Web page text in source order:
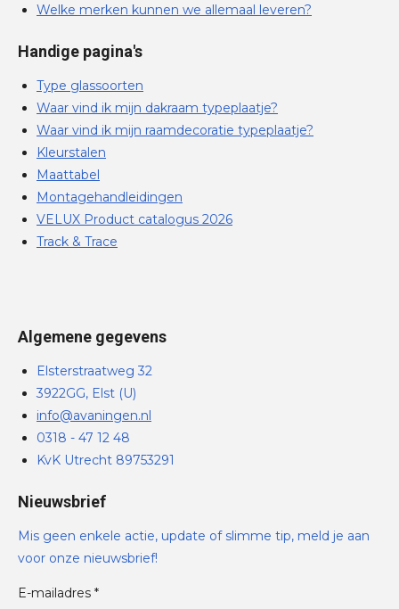
Welke merken kunnen we allemaal leveren?
Handige pagina's
Type glassoorten
Waar vind ik mijn dakraam typeplaatje?
Waar vind ik mijn raamdecoratie typeplaatje?
Kleurstalen
Maattabel
Montagehandleidingen
VELUX Product catalogus 2026
Track & Trace
Algemene gegevens
Elsterstraatweg 32
3922GG, Elst (U)
info@avaningen.nl
0318 - 47 12 48
KvK Utrecht 89753291
Nieuwsbrief
Mis geen enkele actie, update of slimme tip, meld je aan
voor onze nieuwsbrief!
E-mailadres *